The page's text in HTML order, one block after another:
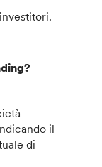
il
di